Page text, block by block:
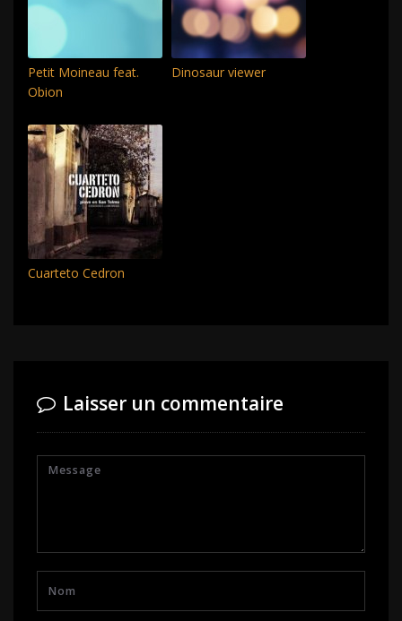
Petit Moineau feat.
Obion
Dinosaur viewer
Cuarteto Cedron
Laisser un commentaire